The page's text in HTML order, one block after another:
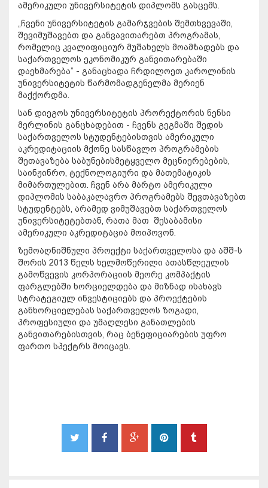
ამერიკული უნივერსიტეტის დიპლომს გასცემს.
„ჩვენი უნივერსიტეტის გამარჯვების შემთხვევაში,
შევიმუშავებთ და განვავითარებთ პროგრამას,
რომელიც კვალიფიციურ მუშახელს მოამზადებს და
საქართველოს ეკონომიკურ განვითარებაში
დაეხმარება” - განაცხადა ჩრდილოეთ კაროლინის
უნივერსიტეტის წარმომადგენელმა მერიენ
მაქქორდმა.
სან დიეგოს უნივერსიტეტის პრორექტორის ნენსი
მერლინის განცხადებით - ჩვენს გეგმაში შედის
საქართველოს სტუდენტებისთვის ამერიკული
აკრედიტაციის მქონე სასწავლო პროგრამების
შეთავაზება საბუნებისმეტყველო მეცნიერებების,
საინჟინრო, ტექნოლოგიური და მათემატიკის
მიმართულებით. ჩვენ არა მარტო ამერიკული
დიპლომის საბაკალავრო პროგრამებს შევთავაზებთ
სტუდენტებს, არამედ ვიმუშავებთ საქართველოს
უნივერსიტეტებთან, რათა მათ შესაბამისი
ამერიკული აკრედიტაცია მოიპოვონ.
ზემოაღნიშნული პროექტი საქართველოსა და აშშ-ს
შორის 2013 წელს ხელმოწერილი ათასწლეულის
გამოწვევის კორპორაციის მეორე კომპაქტის
ფარგლებში ხორციელდება და მიზნად ისახავს
სტრატეგიულ ინვესტიციებს და პროექტების
განხორციელებას საქართველოს ზოგადი,
პროფესიული და უმაღლესი განათლების
განვითარებისთვის, რაც ბენეფიციარების უფრო
ფართო სპექტრს მოიცავს.